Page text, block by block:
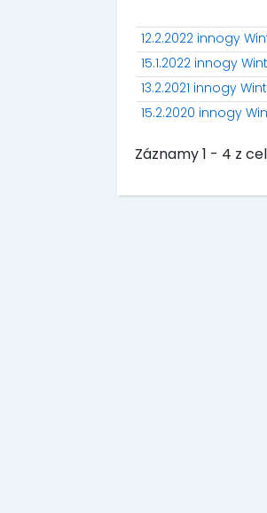
12.2.2022 innogy
15.1.2022 innogy
13.2.2021 innogy
15.2.2020 innogy
Záznamy 1 - 4 z